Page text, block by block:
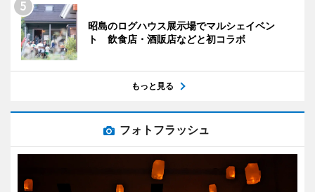
昭島のログハウス展示場でマルシェイベン
ト 飲食店・酒販店などと初コラボ
もっと見る
フォトフラッシュ